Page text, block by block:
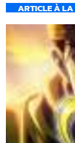
ARTICLE À LA